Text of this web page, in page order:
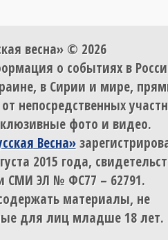
весна» © 2026
о событиях в
в Сирии и мире,
непосредственных
фото и видео.
Весна»
2015 года,
СМИ ЭЛ № ФС77 – 62791.
материалы, не
для лиц младше 18 лет.